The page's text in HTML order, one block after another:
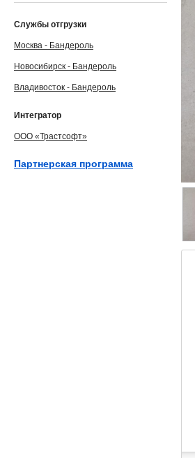
Службы отгрузки
Москва - Бандероль
Новосибирск - Бандероль
Владивосток - Бандероль
Интегратор
ООО «Трастсофт»
Партнерская программа